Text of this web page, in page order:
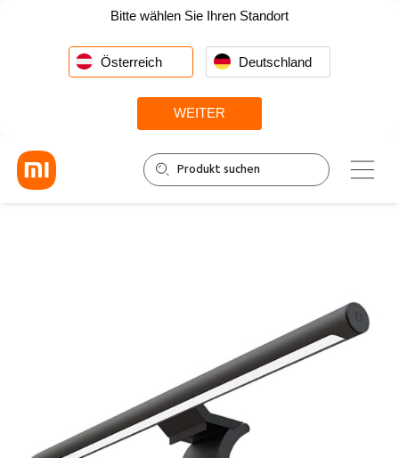
Bitte wählen Sie Ihren Standort
Österreich Deutschland
WEITER